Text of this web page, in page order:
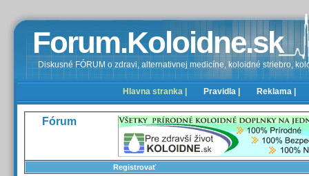
Forum.Koloidne.sk
Diskusné FÓRUM o zdravi, alternativnej medicíne, koloidné striebro,
Hlavna stranka | Pravidla | Reklama |
Fórum
Registrovať